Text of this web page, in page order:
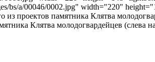
bs/a/00046/0002.jpg" width="220"
проектов памятника Клятва
Клятва молодогвардейцев